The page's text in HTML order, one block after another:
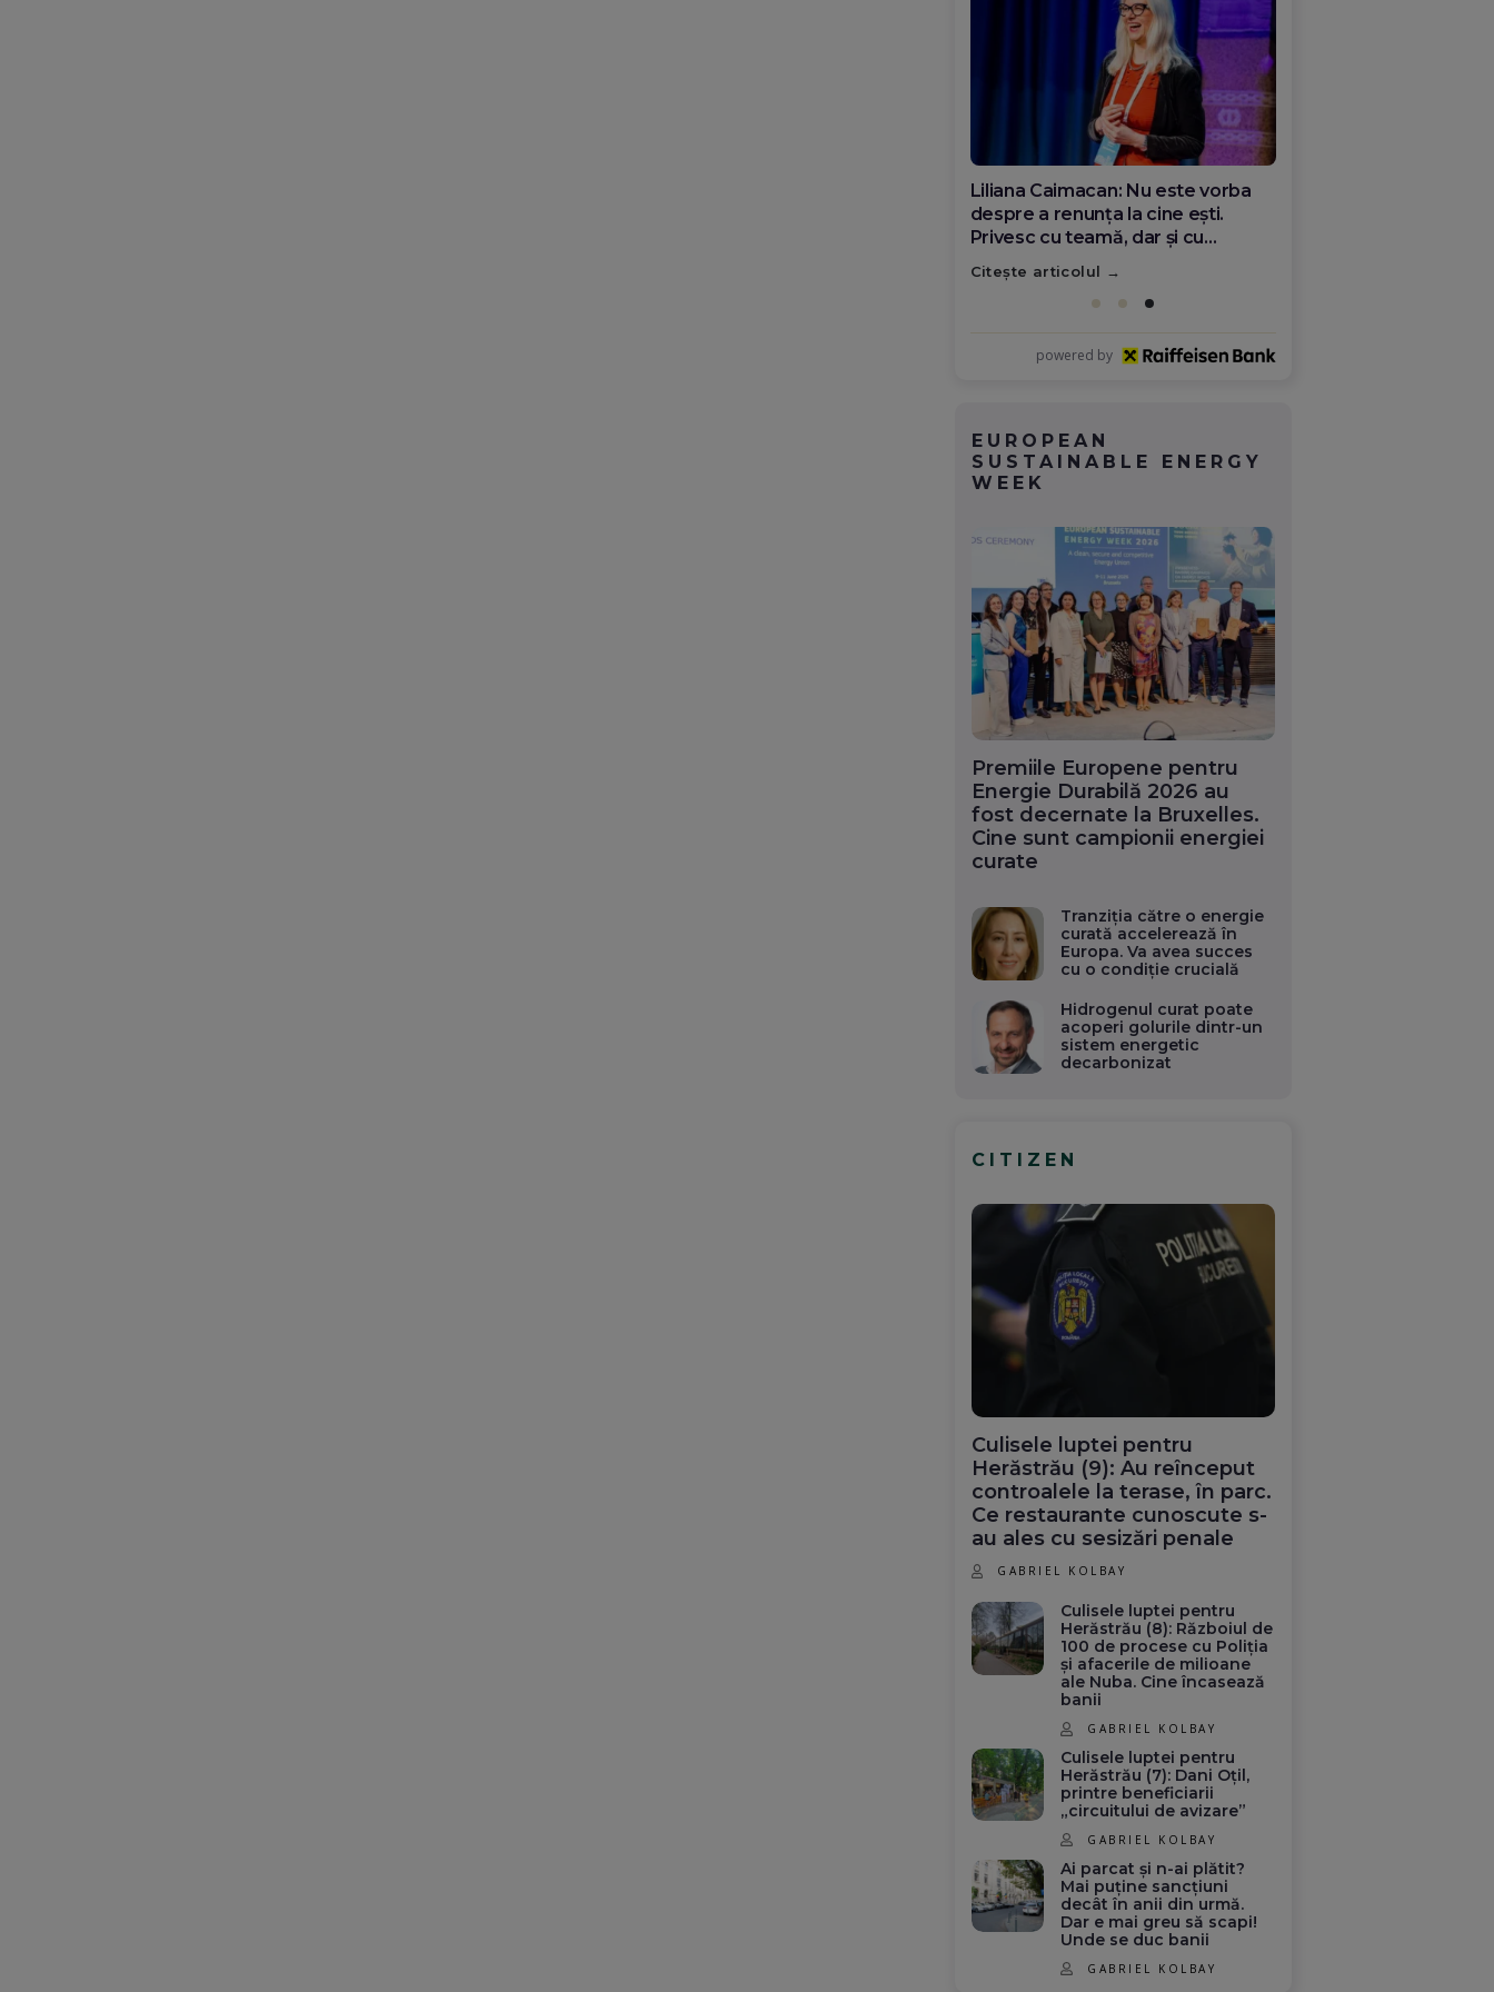
Liliana Caimacan: Nu este vorba
despre a renunța la cine ești.
Privesc cu teamă, dar și cu
speranță ceea ce se întâmplă în
România
Citește articolul
powered by
EUROPEAN
SUSTAINABLE ENERGY
WEEK
Premiile Europene pentru
Energie Durabilă 2026 au
fost decernate la Bruxelles.
Cine sunt campionii energiei
curate
Tranziția către o energie
curată accelerează în
Europa. Va avea succes
cu o condiție crucială
Hidrogenul curat poate
acoperi golurile dintr-un
sistem energetic
decarbonizat
CITIZEN
Culisele luptei pentru
Herăstrău (9): Au reînceput
controalele la terase, în parc.
Ce restaurante cunoscute s-
au ales cu sesizări penale
GABRIEL KOLBAY
Culisele luptei pentru
Herăstrău (8): Războiul de
100 de procese cu Poliția
și afacerile de milioane
ale Nuba. Cine încasează
banii
GABRIEL KOLBAY
Culisele luptei pentru
Herăstrău (7): Dani Oțil,
printre beneficiarii
„circuitului de avizare”
GABRIEL KOLBAY
Ai parcat și n-ai plătit?
Mai puține sancțiuni
decât în anii din urmă.
Dar e mai greu să scapi!
Unde se duc banii
GABRIEL KOLBAY